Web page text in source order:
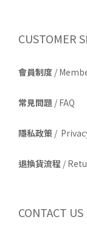
CUSTOMER
會員制度 /
常見問題 / FAQ
隱私政策 /
退換貨流程 /
CONTACT US